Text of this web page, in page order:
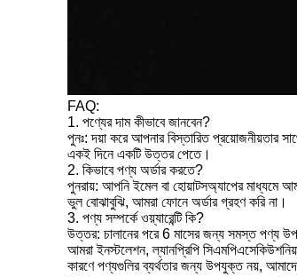
FAQ:
1. পণ্যের দাম কীভাবে জানবেন?
পুনঃ: দয়া করে আপনার বিস্তারিত প্রয়োজনীয়তার
একই দিনে একটি উত্তর পেতে।
2. কিভাবে পণ্য অর্ডার করতে?
পুনরায়: আপনি ইমেল বা হোয়াটসঅ্যাপের মাধ্যমে
ভুল বোঝাবুঝি, আমরা ফোনে অর্ডার গ্রহণ করি না।
3. পণ্য সম্পর্কে ওয়্যারেন্টি কি?
উত্তর: চালানের পরে 6 মাসের জন্য সমস্ত পণ্য
আমরা ইনস্টলেশন, ল্যানপ্রিপি
কারণে পণ্যগুলির ব্যর্থতার জন্য উপযুক্ত নয়,